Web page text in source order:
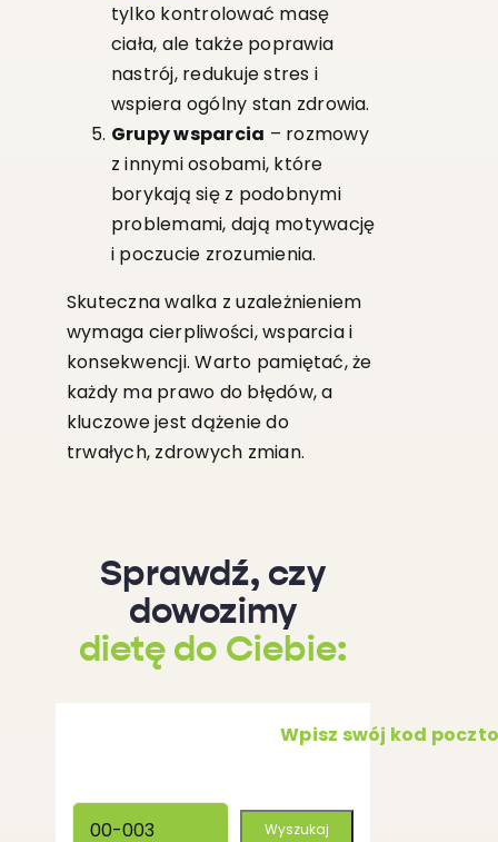
tylko kontrolować masę
ciała, ale także poprawia
nastrój, redukuje stres i
wspiera ogólny stan zdrowia.
Grupy wsparcia – rozmowy
z innymi osobami, które
borykają się z podobnymi
problemami, dają motywację
i poczucie zrozumienia.
Skuteczna walka z uzależnieniem
wymaga cierpliwości, wsparcia i
konsekwencji. Warto pamiętać, że
każdy ma prawo do błędów, a
kluczowe jest dążenie do
trwałych, zdrowych zmian.
Sprawdź, czy
dowozimy
dietę do Ciebie:
Wpisz swój kod